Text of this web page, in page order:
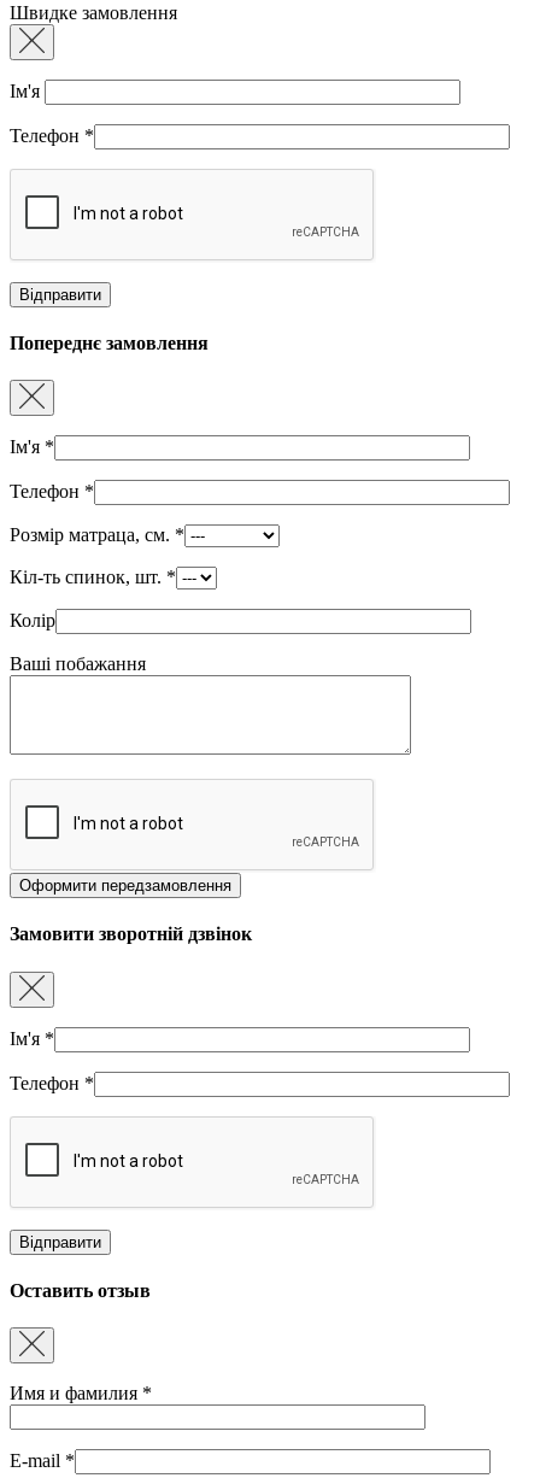
Швидке замовлення
Ім'я
Телефон *
Попереднє замовлення
Ім'я *
Телефон *
Розмір матраца, см. *
Кіл-ть спинок, шт. *
Колір
Ваші побажання
Замовити зворотній дзвінок
Ім'я *
Телефон *
Оставить отзыв
Имя и фамилия *
E-mail *